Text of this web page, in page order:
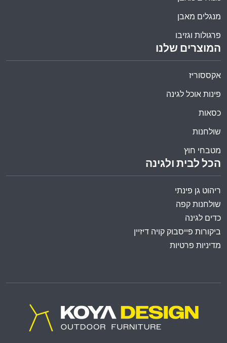
הכל לבית ולגינה
ריהוט גן פינתי
שולחנות קפה
כדים לגינה
ביקורות פייסבוק קויה דיזיין
מדיניות פרטיות
המוצרים שלנו
אקססוריז
פינות אוכל לגינה
כסאות
שולחנות
מטבחי חוץ
מנגלים מאבן
פרגולות וגזיבו